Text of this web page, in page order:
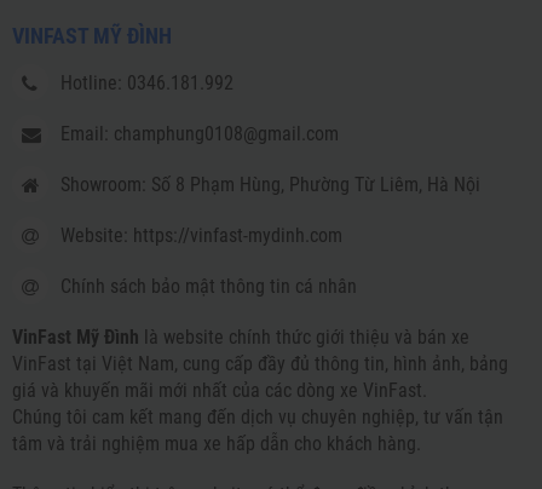
VINFAST MỸ ĐÌNH
Hotline: 0346.181.992
Email: champhung0108@gmail.com
Showroom: Số 8 Phạm Hùng, Phường Từ Liêm, Hà Nội
Website: https://vinfast-mydinh.com
Chính sách bảo mật thông tin cá nhân
VinFast Mỹ Đình là website chính thức giới thiệu và bán xe
VinFast tại Việt Nam, cung cấp đầy đủ thông tin, hình ảnh, bảng
giá và khuyến mãi mới nhất của các dòng xe VinFast.
Chúng tôi cam kết mang đến dịch vụ chuyên nghiệp, tư vấn tận
tâm và trải nghiệm mua xe hấp dẫn cho khách hàng.